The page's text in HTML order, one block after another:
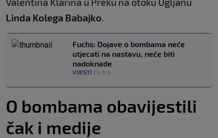
Linda Kolega Babajko.
Fuchs: Dojave o bombama neće
utjecati na nastavu, neće biti
nadoknade
VIJESTI 23. tra.
O bombama obavijestili
čak i medije